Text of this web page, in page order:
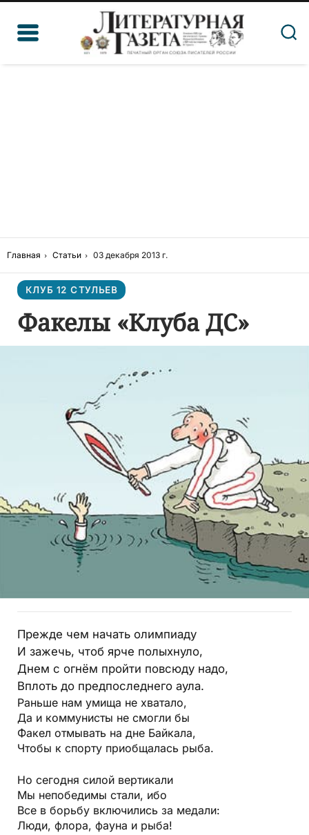
Главная Статьи 03 декабря 2013 г.
КЛУБ 12 СТУЛЬЕВ
Факелы «Клуба ДС»
Прежде чем начать олимпиаду
И зажечь, чтоб ярче полыхнуло,
Днем с огнём пройти повсюду надо,
Вплоть до предпоследнего аула.
Раньше нам умища не хватало,
Да и коммунисты не смогли бы
Факел отмывать на дне Байкала,
Чтобы к спорту приобщалась рыба.
Но сегодня силой вертикали
Мы непобедимы стали, ибо
Все в борьбу включились за медали:
Люди, флора, фауна и рыба!